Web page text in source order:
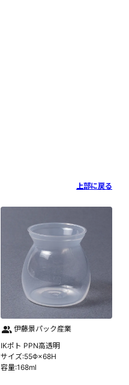
上部に戻る
伊藤景パック産業
IKポト PPN高透明
サイズ:55Φ×68H
容量:168ml